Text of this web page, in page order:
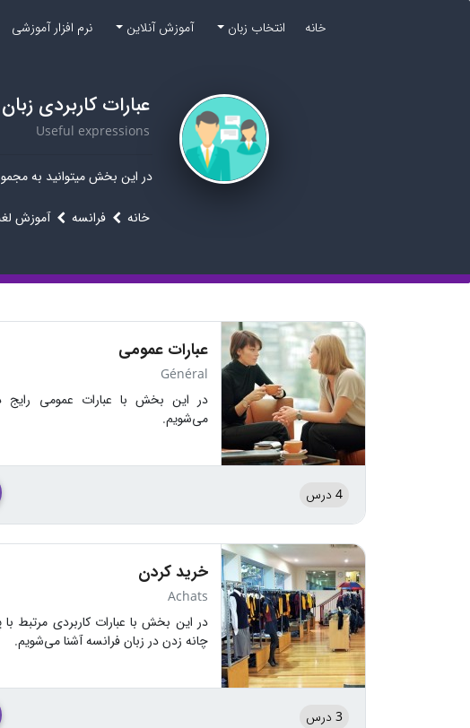
خانه انتخاب زبان آموزش آنلاین نرم افزار آموزشی
عبارات کاربردی
Useful expressions
در این بخش میتوانید به
خانه فرانسه آموزش
عبارات عمومی
Général
در این بخش با عبارات عمومی رایج
می‌شویم.
4 درس
خرید کردن
Achats
در این بخش با عبارات کاربردی مرتبط
چانه زدن در زبان فرانسه آشنا می‌شویم.
3 درس